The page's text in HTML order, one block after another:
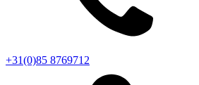
+31(0)85 8769712